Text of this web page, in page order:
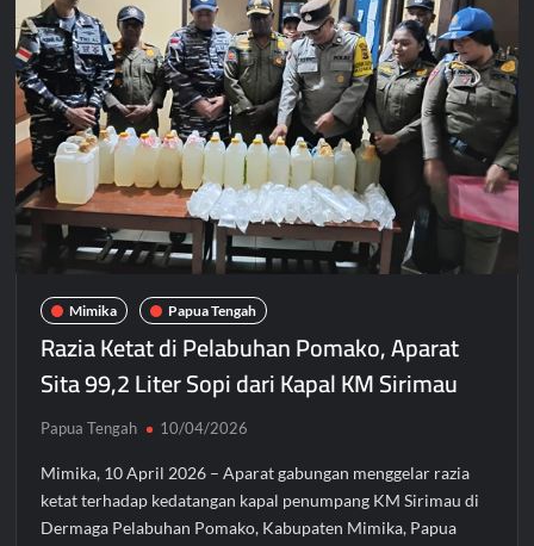
AKHLAK
dan
Beralih
ke
E-
Kinerja
Sebelum
2027
Mimika Papua Tengah
Razia Ketat di Pelabuhan Pomako, Aparat
Sita 99,2 Liter Sopi dari Kapal KM Sirimau
Papua Tengah 10/04/2026
Mimika, 10 April 2026 – Aparat gabungan menggelar razia
ketat terhadap kedatangan kapal penumpang KM Sirimau di
Dermaga Pelabuhan Pomako, Kabupaten Mimika, Papua